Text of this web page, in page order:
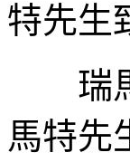
特先生
瑞馬
馬特先